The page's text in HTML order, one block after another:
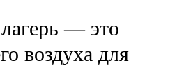
— это
воздуха для